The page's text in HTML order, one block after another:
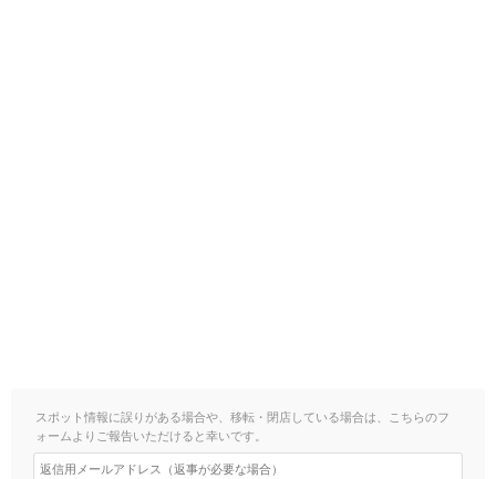
スポット情報に誤りがある場合や、移転・閉店している場合は、こちらのフ
ォームよりご報告いただけると幸いです。